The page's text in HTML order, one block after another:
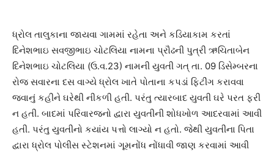
ધ્રોલ તાલુકાના જાયવા ગામમાં રહેતા અને કડિયાકામ કરતાં
દિનેશભાઇ સવજીભાઇ ચોટલિયા નામના પ્રૌઢની પુત્રી ઋચિતાબેન
દિનેશભાઇ ચોટલિયા (ઉ.વ.23) નામની યુવતી ગત્ તા. 09 ડિસેમ્બરના
રોજ સવારના દસ વાગ્યે ધ્રોલ ખાતે પોતાના કપડાં ફિટીંગ કરાવવા
જવાનું કહીને ઘરેથી નીકળી હતી. પરંતુ ત્યારબાદ યુવતી ઘરે પરત ફરી
ન હતી. બાદમાં પરિવારજનો દ્વારા યુવતીની શોધખોળ આદરવામાં આવી
હતી. પરંતુ યુવતીનો કયાંય પત્તો લાગ્યો ન હતો. જેથી યુવતીના પિતા
દ્વારા ધ્રોલ પોલીસ સ્ટેશનમાં ગૂમનોંધ નોંધાવી જાણ કરવામાં આવી